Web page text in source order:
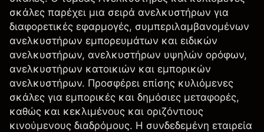
σκάλες παρέχει μια σειρά ανελκυστήρων για
διαφορετικές εφαρμογές, συμπεριλαμβανομένων
ανελκυστήρων εμπορευμάτων και ειδικών
ανελκυστήρων, ανελκυστήρων υψηλών ορόφων,
ανελκυστήρων κατοικιών και εμπορικών
ανελκυστήρων. Προσφέρει επίσης κυλιόμενες
σκάλες για εμπορικές και δημόσιες μεταφορές,
καθώς και κεκλιμένους και οριζόντιους
κινούμενους διαδρόμους. Η συνδεδεμένη εταιρεία